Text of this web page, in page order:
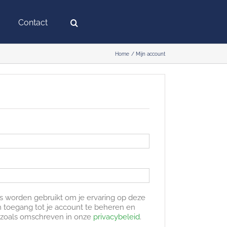
Contact
Home Mijn account
worden gebruikt om je ervaring op deze
toegang tot je account te beheren en
omschreven in onze privacybeleid.